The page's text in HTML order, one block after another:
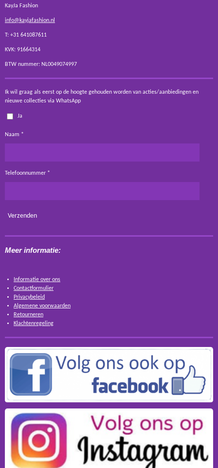
KayJa Fashion
info@kayjafashion.nl
T: +31 641087611
KVK: 91664314
BTW nummer: NL0049074997
Ik wil graag als eerst op de hoogte gehouden worden van acties/aanbiedingen en
nieuwe collecties via WhatsApp
Ja
Naam *
Telefoonnummer *
Verzenden
Meer informatie:
Informatie over ons
Contactformulier
Privacybeleid
Algemene voorwaarden
Retourneren
Klachtenregeling